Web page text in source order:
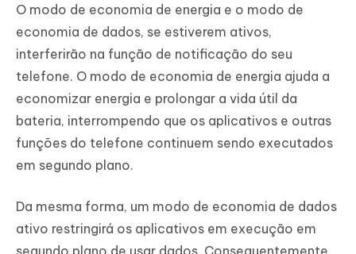
O modo de economia de energia e o modo de
economia de dados, se estiverem ativos,
interferirão na função de notificação do seu
telefone. O modo de economia de energia ajuda a
economizar energia e prolongar a vida útil da
bateria, interrompendo que os aplicativos e outras
funções do telefone continuem sendo executados
em segundo plano.
Da mesma forma, um modo de economia de dados
ativo restringirá os aplicativos em execução em